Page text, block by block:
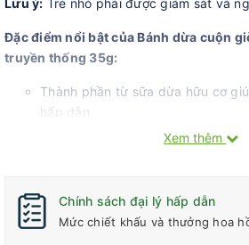
Đặc điểm nổi bật của Bánh dừa cuộn
truyền thống 35g:
Thành phần từ sữa dừa hữu cơ
hấp dẫn
Kết cấu dạng que vừa tay, giòn
thích trí não trẻ phát triển
Không chứa ba chất gây dị ứng
Xem thêm
Chính sách đại lý hấp dẫn
Mức chiết khấu và thưởng hoa